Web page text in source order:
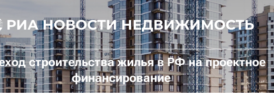
строительства жилья в РФ на проектное
финансирование